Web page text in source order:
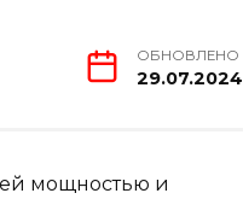
ОБНОВЛЕНО
29.07.2024
мощностью и